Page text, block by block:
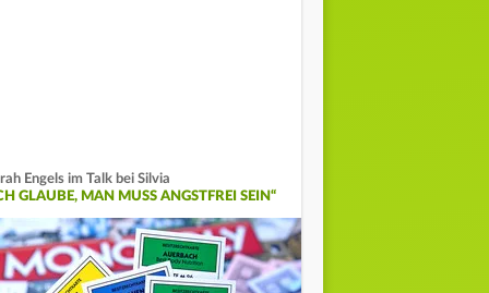
Engels im Talk bei Silvia
GLAUBE, MAN MUSS ANGSTFREI SEIN“